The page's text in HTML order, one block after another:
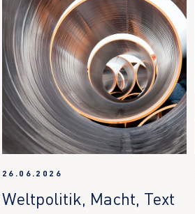
26.06.2026
Weltpolitik, Macht, Text